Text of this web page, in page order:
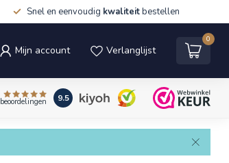
Snel en eenvoudig kwaliteitbestellen
Mijn account Verlanglijst
0
beoordelingen 9.5